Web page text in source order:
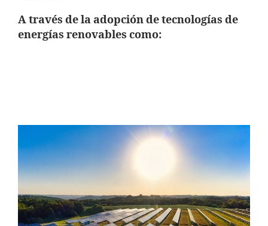
A través de la adopción de tecnologías de
energías renovables como: